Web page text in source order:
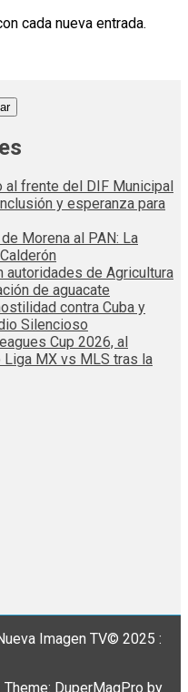
cada nueva entrada.
al frente del DIF Municipal
y esperanza para
Morena al PAN: La
autoridades de Agricultura
de aguacate
contra Cuba y
Silencioso
Cup 2026, al
Liga MX vs MLS tras la
Imagen TV© 2025 :
Theme: DuperMagPro by